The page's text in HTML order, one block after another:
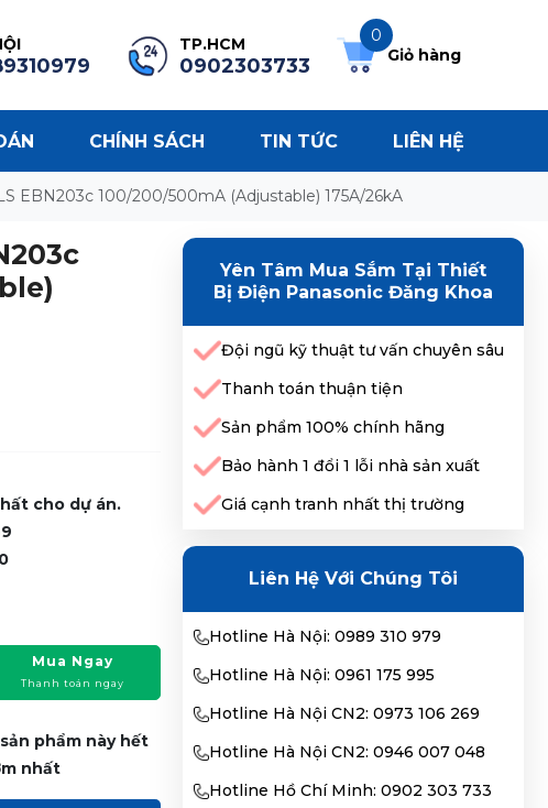
TP.HCM
0902303733
0
Giỏ hàng
CHÍNH SÁCH TIN TỨC LIÊN HỆ
EBN203c 100/200/500mA (Adjustable) 175A/26kA
cho dự án.
Mua Ngay
Thanh toán ngay
phẩm này hết
nhất
Yên Tâm Mua Sắm Tại Thiết
Bị Điện Panasonic Đăng Khoa
Đội ngũ kỹ thuật tư vấn chuyên sâu
Thanh toán thuận tiện
Sản phẩm 100% chính hãng
Bảo hành 1 đổi 1 lỗi nhà sản xuất
Giá cạnh tranh nhất thị trường
Liên Hệ Với Chúng Tôi
Hotline Hà Nội: 0989 310 979
Hotline Hà Nội: 0961 175 995
Hotline Hà Nội CN2: 0973 106 269
Hotline Hà Nội CN2: 0946 007 048
Hotline Hồ Chí Minh: 0902 303 733